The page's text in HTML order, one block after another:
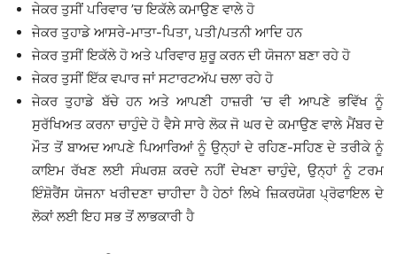
ਜੇਕਰ ਤੁਸੀਂ ਪਰਿਵਾਰ ’ਚ ਇਕੱਲੇ ਕਮਾਉਣ ਵਾਲੇ ਹੋ
ਜੇਕਰ ਤੁਹਾਡੇ ਆਸਰੇ-ਮਾਤਾ-ਪਿਤਾ, ਪਤੀ/ਪਤਨੀ ਆਦਿ ਹਨ
ਜੇਕਰ ਤੁਸੀਂ ਇਕੱਲੇ ਹੋ ਅਤੇ ਪਰਿਵਾਰ ਸ਼ੁਰੂ ਕਰਨ ਦੀ ਯੋਜਨਾ ਬਣਾ ਰਹੇ ਹੋ
ਜੇਕਰ ਤੁਸੀਂ ਇੱਕ ਵਪਾਰ ਜਾਂ ਸਟਾਰਟਅੱਪ ਚਲਾ ਰਹੇ ਹੋ
ਜੇਕਰ ਤੁਹਾਡੇ ਬੱਚੇ ਹਨ ਅਤੇ ਆਪਣੀ ਹਾਜ਼ਰੀ ’ਚ ਵੀ ਆਪਣੇ ਭਵਿੱਖ ਨੂੰ
ਸੁਰੱਖਿਅਤ ਕਰਨਾ ਚਾਹੁੰਦੇ ਹੋ ਵੈਸੇ ਸਾਰੇ ਲੋਕ ਜੋ ਘਰ ਦੇ ਕਮਾਉਣ ਵਾਲੇ ਮੈਂਬਰ ਦੇ
ਮੌਤ ਤੋਂ ਬਾਅਦ ਆਪਣੇ ਪਿਆਰਿਆਂ ਨੂੰ ਉਨ੍ਹਾਂ ਦੇ ਰਹਿਣ-ਸਹਿਣ ਦੇ ਤਰੀਕੇ ਨੂੰ
ਕਾਇਮ ਰੱਖਣ ਲਈ ਸੰਘਰਸ਼ ਕਰਦੇ ਨਹੀਂ ਦੇਖਣਾ ਚਾਹੁੰਦੇ, ਉਨ੍ਹਾਂ ਨੂੰ ਟਰਮ
ਇੰਸ਼ੋਰੈਂਸ ਯੋਜਨਾ ਖਰੀਦਣਾ ਚਾਹੀਦਾ ਹੈ ਹੇਠਾਂ ਲਿਖੇ ਜ਼ਿਕਰਯੋਗ ਪ੍ਰੋਫਾਇਲ ਦੇ
ਲੋਕਾਂ ਲਈ ਇਹ ਸਭ ਤੋਂ ਲਾਭਕਾਰੀ ਹੈ